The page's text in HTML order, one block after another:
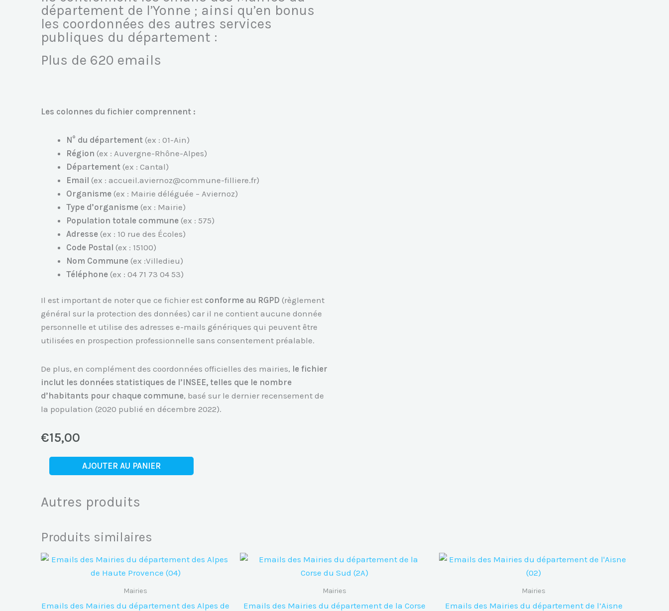
département de l’Yonne ; ainsi qu’en bonus
les coordonnées des autres services
publiques du département :
Plus de 620 emails
Les colonnes du fichier comprennent :
N° du département (ex : 01-Ain)
Région (ex : Auvergne-Rhône-Alpes)
Département (ex : Cantal)
Email (ex : accueil.aviernoz@commune-filliere.fr)
Organisme (ex : Mairie déléguée – Aviernoz)
Type d’organisme (ex : Mairie)
Population totale commune (ex : 575)
Adresse (ex : 10 rue des Écoles)
Code Postal (ex : 15100)
Nom Commune (ex :Villedieu)
Téléphone (ex : 04 71 73 04 53)
Il est important de noter que ce fichier est conforme au RGPD (règlement
général sur la protection des données) car il ne contient aucune donnée
personnelle et utilise des adresses e-mails génériques qui peuvent être
utilisées en prospection professionnelle sans consentement préalable.
De plus, en complément des coordonnées officielles des mairies, le fichier
inclut les données statistiques de l’INSEE, telles que le nombre
d’habitants pour chaque commune, basé sur le dernier recensement de
la population (2020 publié en décembre 2022).
€15,00
de
des
département
de
AJOUTER AU PANIER
Autres produits
Produits similaires
Mairies
Emails des Mairies du département des Alpes de
Mairies
Emails des Mairies du département de la Corse
Mairies
Emails des Mairies du département de l’Aisne